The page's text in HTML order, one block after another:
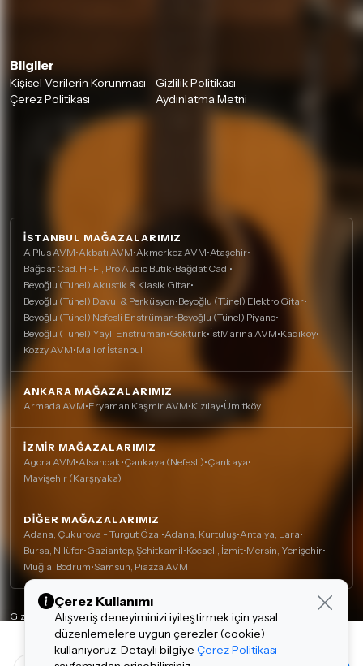
3,339.00 TL4,823.00 TL
Bilgiler
Kişisel Verilerin Korunması
Gizlilik Politikası
Çerez Politikası
Aydınlatma Metni
İSTANBUL MAĞAZALARIMIZ
A Plus AVM•Akbatı AVM•Akmerkez AVM•Ataşehir•
Bağdat Cad. Hi-Fi, Pro Audio Butik•Bağdat Cad.•
Beyoğlu (Tünel) Akustik & Klasik Gitar•
Beyoğlu (Tünel) Davul & Perküsyon•Beyoğlu (Tünel) Elektro Gitar•
Beyoğlu (Tünel) Nefesli Enstrüman•Beyoğlu (Tünel) Piyano•
Beyoğlu (Tünel) Yaylı Enstrüman•Göktürk•İstMarina AVM•Kadıköy•
Kozzy AVM•Mall of İstanbul
ANKARA MAĞAZALARIMIZ
Armada AVM•Eryaman Kaşmir AVM•Kızılay•Ümitköy
İZMIR MAĞAZALARIMIZ
Agora AVM•Alsancak•Çankaya (Nefesli)•Çankaya•
Mavişehir (Karşıyaka)
DIĞER MAĞAZALARIMIZ
Adana, Çukurova - Turgut Özal•Adana, Kurtuluş•Antalya, Lara•
Bursa, Nilüfer•Gaziantep, Şehitkamil•Kocaeli, İzmit•Mersin, Yenişehir•
Muğla, Bodrum•Samsun, Piazza AVM
Gizlilik Politikası
Çerez Politikası
Kişisel Verilerin Korunması
Çerez Kullanımı
Alışveriş deneyiminizi iyileştirmek için yasal
düzenlemelere uygun çerezler (cookie)
kullanıyoruz. Detaylı bilgiye Çerez Politikası